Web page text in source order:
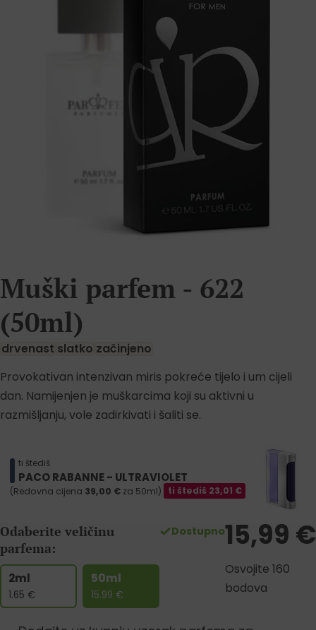
Muški parfem - 622
(50ml)
drvenast slatko začinjeno
Provokativan intenzivan miris pokreće tijelo i um cijeli
dan. Namijenjen je muškarcima koji su aktivni u
razmišljanju, vole zadirkivati i šaliti se.
ti štediš
PACO RABANNE - ULTRAVIOLET
(Redovna cijena 39,00 € za 50ml) ti štediš 23,01 €
Odaberite veličinu
parfema:
2ml
1.65 €
50ml
15.99 €
Dostupno15,99 €
Osvojite 160
bodova